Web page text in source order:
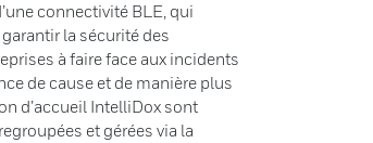
connectivité BLE, qui
la sécurité des
à faire face aux incidents
de cause et de manière plus
d’accueil IntelliDox sont
et gérées via la